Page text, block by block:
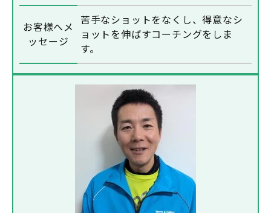
お客様へメ
ッセージ
苦手なショットをなくし、得意なシ
ョットを伸ばすコーチングをしま
す。